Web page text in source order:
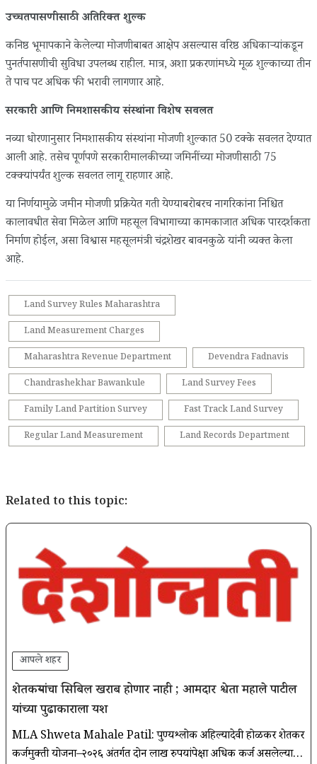
उच्चतपासणीसाठी अतिरिक्त शुल्क
कनिष्ठ भूमापकाने केलेल्या मोजणीबाबत आक्षेप असल्यास वरिष्ठ अधिकाऱ्यांकडून
पुनर्तपासणीची सुविधा उपलब्ध राहील. मात्र, अशा प्रकरणांमध्ये मूळ शुल्काच्या तीन
ते पाच पट अधिक फी भरावी लागणार आहे.
सरकारी आणि निमशासकीय संस्थांना विशेष सवलत
नव्या धोरणानुसार निमशासकीय संस्थांना मोजणी शुल्कात 50 टक्के सवलत देण्यात
आली आहे. तसेच पूर्णपणे सरकारी मालकीच्या जमिनींच्या मोजणीसाठी 75
टक्क्यांपर्यंत शुल्क सवलत लागू राहणार आहे.
या निर्णयामुळे जमीन मोजणी प्रक्रियेत गती येण्याबरोबरच नागरिकांना निश्चित
कालावधीत सेवा मिळेल आणि महसूल विभागाच्या कामकाजात अधिक पारदर्शकता
निर्माण होईल, असा विश्वास महसूलमंत्री चंद्रशेखर बावनकुळे यांनी व्यक्त केला
आहे.
Land Survey Rules Maharashtra
Land Measurement Charges
Maharashtra Revenue Department
Devendra Fadnavis
Chandrashekhar Bawankule
Land Survey Fees
Family Land Partition Survey
Fast Track Land Survey
Regular Land Measurement
Land Records Department
Related to this topic:
आपले शहर
शेतकऱ्यांचा सिबिल खराब होणार नाही ; आमदार श्वेता महाले पाटील
यांच्या पुढाकाराला यश
MLA Shweta Mahale Patil: पुण्यश्लोक अहिल्यादेवी होळकर शेतकरी
कर्जमुक्ती योजना–२०२६ अंतर्गत दोन लाख रुपयांपेक्षा अधिक कर्ज असलेल्या